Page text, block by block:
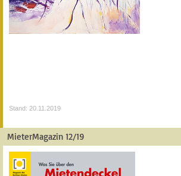
Stand: 20.11.2019
MieterMagazin 12/19